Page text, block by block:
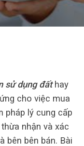
sử dụng đấthay
cho việc mua
pháp lý cung cấp
nhận và xác
bên bên bán. Bài